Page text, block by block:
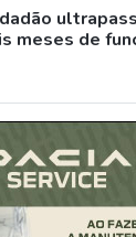
meses de